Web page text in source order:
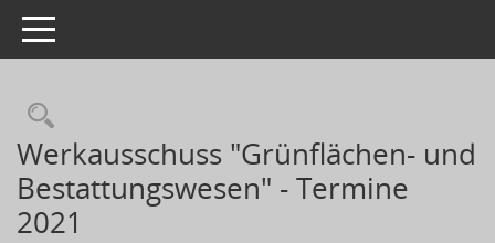
Toggle navigation
Werkausschuss "Grünflächen- und
Bestattungswesen" - Termine
2021